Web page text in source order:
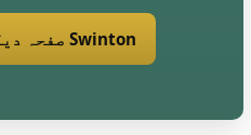
Swinton صفحہ دیکھیں